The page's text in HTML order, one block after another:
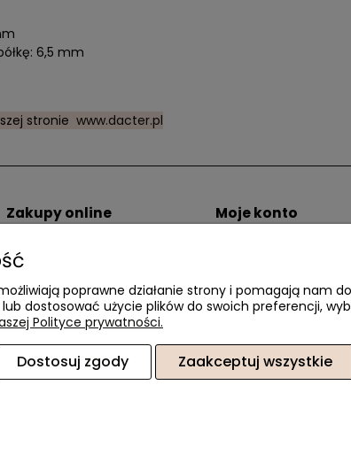
6,5 mm
stronie www.dacter.pl
Zakupy online
Sposoby płatności
Łatwe zwroty
Moje konto
Przechowalnia
| ul. Przepiórki 56, 02-410 Warszawa, woj. mazowieckie |
poprawne działanie strony i pomagają nam
dostosować użycie plików do swoich preferencji,
Polityce prywatności.
Dostosuj zgody Zaakceptuj wszystkie